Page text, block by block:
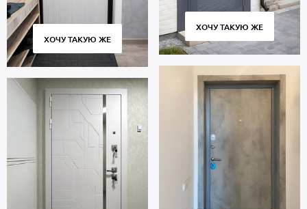
ХОЧУ ТАКУЮ ЖЕ
ХОЧУ ТАКУЮ ЖЕ